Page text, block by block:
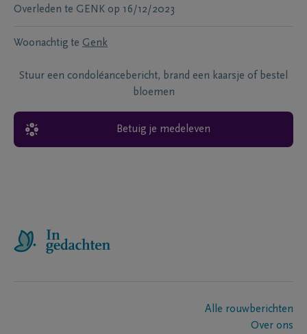
Overleden te GENK op 16/12/2023
Woonachtig te Genk
Stuur een condoléancebericht, brand een kaarsje of bestel
bloemen
Betuig je medeleven
Alle rouwberichten
Over ons